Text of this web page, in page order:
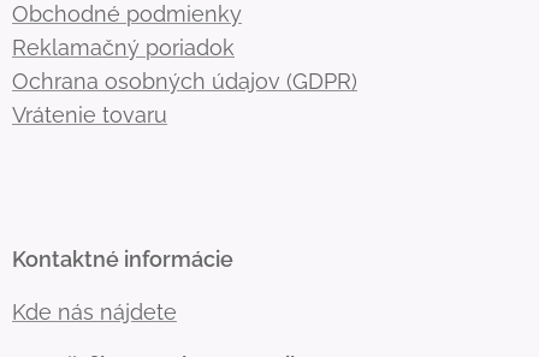
Obchodné podmienky
Reklamačný poriadok
Ochrana osobných údajov (GDPR)
Vrátenie tovaru
Kontaktné informácie
Kde nás nájdete